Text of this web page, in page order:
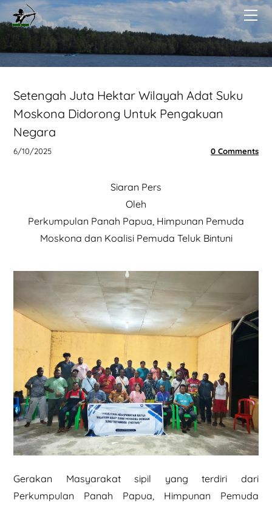
Setengah Juta Hektar Wilayah Adat Suku
Moskona Didorong Untuk Pengakuan
Negara
6/10/2025 0 Comments
Siaran Pers
Oleh
Perkumpulan Panah Papua, Himpunan Pemuda
Moskona dan Koalisi Pemuda Teluk Bintuni
Gerakan Masyarakat sipil yang terdiri dari
Perkumpulan Panah Papua, Himpunan Pemuda
BERANDA
TENTANG
BERITA
PUBLIKASI